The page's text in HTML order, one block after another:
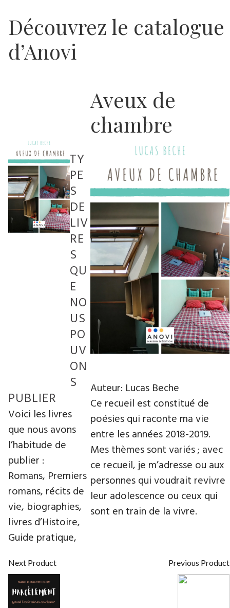
Découvrez le catalogue
d’Anovi
Aveux de
chambre
Auteur: Lucas Beche
Ce recueil est constitué de
poésies qui raconte ma vie
entre les années 2018-2019.
Mes thèmes sont variés ; avec
ce recueil, je m’adresse ou aux
personnes qui voudrait revivre
leur adolescence ou ceux qui
sont en train de la vivre.
Next Product Previous Product
TY
PE
S
DE
LIV
RE
S
QU
E
NO
US
PO
UV
ON
S
PUBLIER
Voici les livres
que nous avons
l’habitude de
publier :
Romans, Premiers
romans, récits de
vie, biographies,
livres d’Histoire,
Guide pratique,